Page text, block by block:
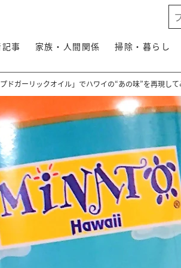
事 家族・人間関係 掃除・暮らし
ドガーリックオイル」でハワイの“あの味”を再現して